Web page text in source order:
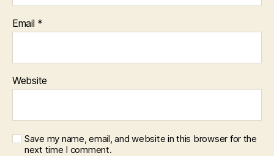
Email *
Website
Save my name, email, and website in this browser for the
next time I comment.